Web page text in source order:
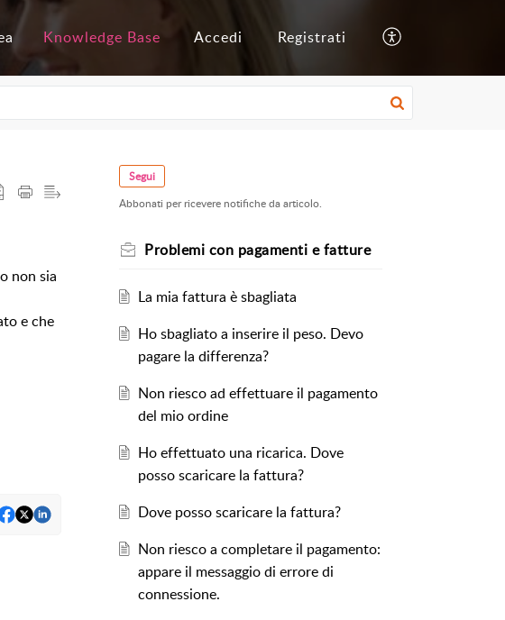
Knowledge Base Accedi Registrati
non sia
e che
Segui
Abbonati per ricevere notifiche da articolo.
Problemi con pagamenti e fatture
La mia fattura è sbagliata
Ho sbagliato a inserire il peso. Devo
pagare la differenza?
Non riesco ad effettuare il pagamento
del mio ordine
Ho effettuato una ricarica. Dove
posso scaricare la fattura?
Dove posso scaricare la fattura?
Non riesco a completare il pagamento:
appare il messaggio di errore di
connessione.